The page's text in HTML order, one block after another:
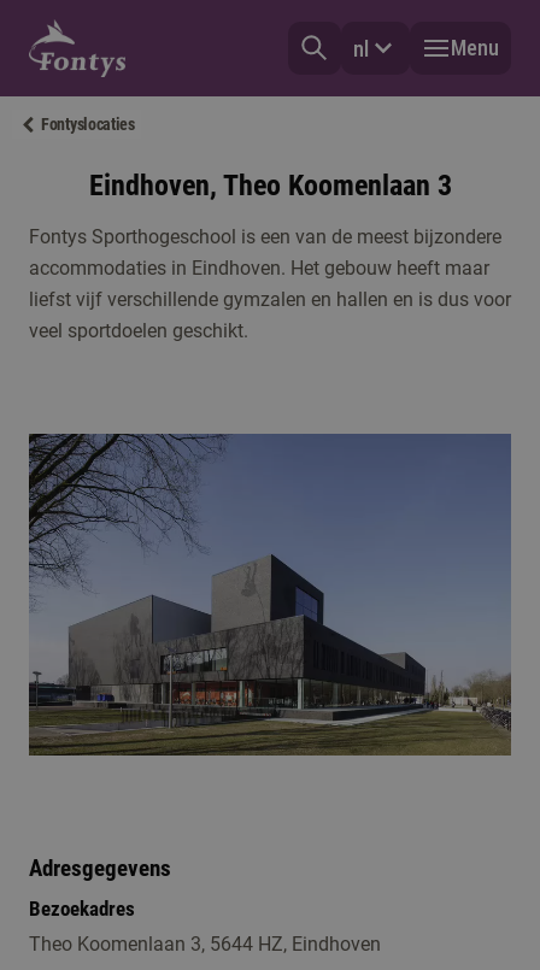
nl Menu
Fontyslocaties
Eindhoven, Theo Koomenlaan 3
Fontys Sporthogeschool is een van de meest bijzondere
accommodaties in Eindhoven. Het gebouw heeft maar
liefst vijf verschillende gymzalen en hallen en is dus voor
veel sportdoelen geschikt.
Adresgegevens
Bezoekadres
Theo Koomenlaan 3, 5644 HZ, Eindhoven